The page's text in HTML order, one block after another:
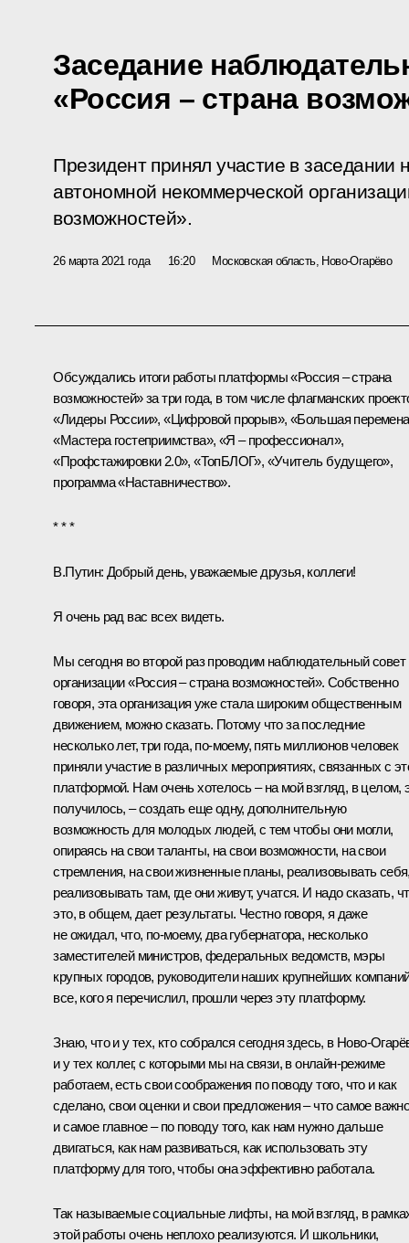
Заседание
«Россия – страна
Президент принял участие в заседании
автономной некоммерческой
возможностей».
26 марта 2021 года 16:20 Московская область, Ново-Огарёво
Обсуждались итоги работы платформы «Россия – страна
возможностей» за три года, в том числе флагманских
«Лидеры России», «Цифровой прорыв», «Большая
«Мастера гостеприимства», «Я – профессионал»,
«Профстажировки 2.0», «ТопБЛОГ», «Учитель будущего»,
программа «Наставничество».
* * *
В.Путин: Добрый день, уважаемые друзья, коллеги!
Я очень рад вас всех видеть.
Мы сегодня во второй раз проводим наблюдательный совет
организации «Россия – страна возможностей». Собственно
говоря, эта организация уже стала широким общественным
движением, можно сказать. Потому что за последние
несколько лет, три года, по-моему, пять миллионов человек
приняли участие в различных мероприятиях, связанных с
платформой. Нам очень хотелось – на мой взгляд, в целом,
получилось, – создать еще одну, дополнительную
возможность для молодых людей, с тем чтобы они могли,
опираясь на свои таланты, на свои возможности, на свои
стремления, на свои жизненные планы, реализовывать
реализовывать там, где они живут, учатся. И надо сказать,
это, в общем, дает результаты. Честно говоря, я даже
не ожидал, что, по-моему, два губернатора, несколько
заместителей министров, федеральных ведомств, мэры
крупных городов, руководители наших крупнейших
все, кого я перечислил, прошли через эту платформу.
Знаю, что и у тех, кто собрался сегодня здесь, в Ново-
и у тех коллег, с которыми мы на связи, в онлайн-режиме
работаем, есть свои соображения по поводу того, что и как
сделано, свои оценки и свои предложения – что самое
и самое главное – по поводу того, как нам нужно дальше
двигаться, как нам развиваться, как использовать эту
платформу для того, чтобы она эффективно работала.
Так называемые социальные лифты, на мой взгляд, в
этой работы очень неплохо реализуются. И школьники,